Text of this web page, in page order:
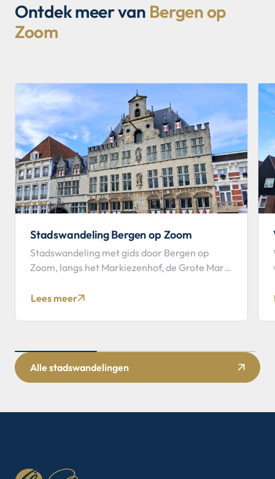
Ontdek meer van Bergen op
Zoom
Stadswandeling Bergen op Zoom
Stadswandeling met gids door Bergen op
Zoom, langs het Markiezenhof, de Grote Markt
offerte op maat aan.
Lees meer
Alle stadswandelingen